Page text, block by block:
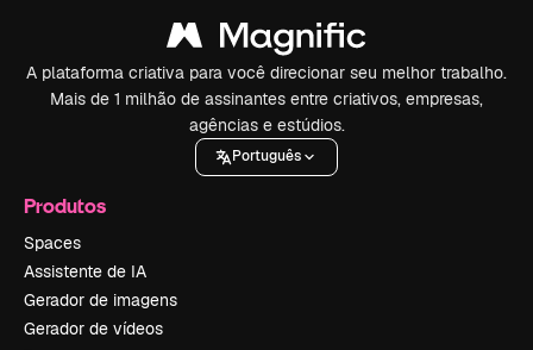
A plataforma criativa para você direcionar seu melhor trabalho.
Mais de 1 milhão de assinantes entre criativos, empresas,
agências e estúdios.
Português
Produtos
Spaces
Assistente de IA
Gerador de imagens
Gerador de vídeos